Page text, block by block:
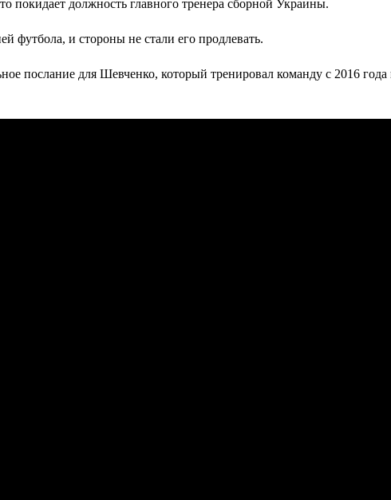
покидает должность главного тренера сборной Украины.
футбола, и стороны не стали его продлевать.
послание для Шевченко, который тренировал команду с 2016 года